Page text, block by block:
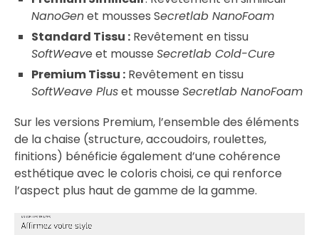
NanoGenet mousses Secretlab NanoFoam
Standard Tissu : Revêtement en tissu
SoftWeave et mousse Secretlab Cold-Cure
Premium Tissu : Revêtement en tissu
SoftWeave Pluset mousse Secretlab NanoFoam
Sur les versions Premium, l’ensemble des éléments
de la chaise (structure, accoudoirs, roulettes,
finitions) bénéficie également d’une cohérence
esthétique avec le coloris choisi, ce qui renforce
l’aspect plus haut de gamme de la gamme.